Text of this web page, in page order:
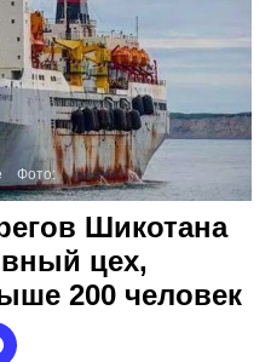
Фото:
Шикотана
цех,
200 человек